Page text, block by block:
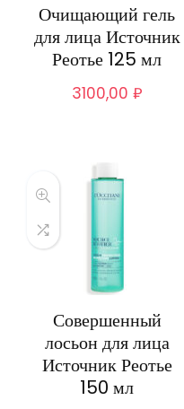
Очищающий гель
для лица Источник
Реотье 125 мл
3100,00 ₽
Совершенный
лосьон для лица
Источник Реотье
150 мл